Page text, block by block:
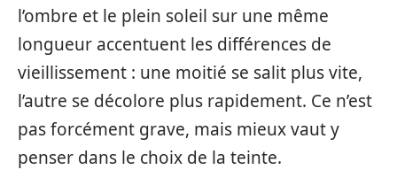
l’ombre et le plein soleil sur une même
longueur accentuent les différences de
vieillissement : une moitié se salit plus vite,
l’autre se décolore plus rapidement. Ce n’est
pas forcément grave, mais mieux vaut y
penser dans le choix de la teinte.